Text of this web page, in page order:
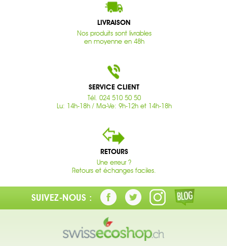
LIVRAISON
Nos produits sont livrables
en moyenne en 48h
SERVICE CLIENT
Tél. 024 510 50 50
Lu: 14h-18h / Ma-Ve: 9h-12h et 14h-18h
RETOURS
Une erreur ?
Retours et échanges faciles.
SUIVEZ-NOUS :